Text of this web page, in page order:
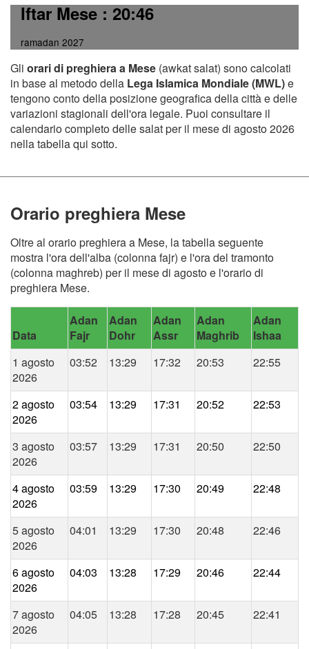
Iftar Mese: 20:46
ramadan 2027
Gli orari di preghiera a Mese (awkat salat) sono calcolati
in base al metodo della Lega Islamica Mondiale (MWL)e
tengono conto della posizione geografica della città e delle
variazioni stagionali dell'ora legale. Puoi consultare il
calendario completo delle salat per il mese di agosto 2026
nella tabella qui sotto.
Orario preghiera Mese
Oltre al orario preghiera a Mese, la tabella seguente
mostra l'ora dell'alba (colonna fajr) e l'ora del tramonto
(colonna maghreb) per il mese di agosto e l'orario di
preghiera Mese.
Data
Adan
Fajr
Adan
Dohr
Adan
Assr
Adan
Maghrib
Adan
Ishaa
1 agosto
2026
03:52 13:29 17:32 20:53 22:55
2 agosto
2026
03:54 13:29 17:31 20:52 22:53
3 agosto
2026
03:57 13:29 17:31 20:50 22:50
4 agosto
2026
03:59 13:29 17:30 20:49 22:48
5 agosto
2026
04:01 13:29 17:30 20:48 22:46
6 agosto
2026
04:03 13:28 17:29 20:46 22:44
7 agosto
2026
04:05 13:28 17:28 20:45 22:41